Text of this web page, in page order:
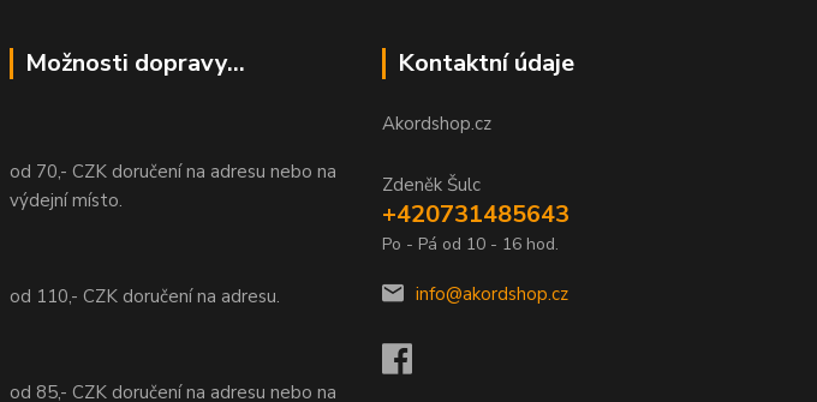
Možnosti dopravy...
od 70,- CZK doručení na adresu nebo na
výdejní místo.
od 110,- CZK doručení na adresu.
od 85,- CZK doručení na adresu nebo na
Kontaktní údaje
Akordshop.cz
Zdeněk Šulc
+420731485643
Po - Pá od 10 - 16 hod.
info@akordshop.cz